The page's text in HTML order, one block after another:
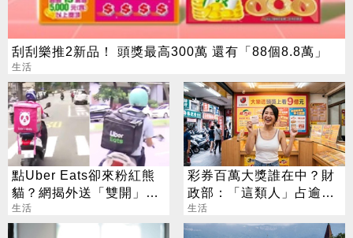
刮刮樂推2新品！ 頭獎最高300萬 還有「88個8.8萬」
生活
點Uber Eats卻來粉紅熊
貓？網揭外送「雙開」暗
黑招數
生活
彩券百萬大獎誰在中？財
政部：「這類人」占逾6
成
生活